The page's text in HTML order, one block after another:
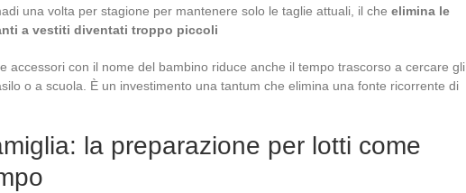
una volta per stagione per mantenere solo le taglie attuali, il che elimina le
a vestiti diventati troppo piccoli
accessori con il nome del bambino riduce anche il tempo trascorso a cercare gli
o a scuola. È un investimento una tantum che elimina una fonte ricorrente di
la preparazione per lotti come